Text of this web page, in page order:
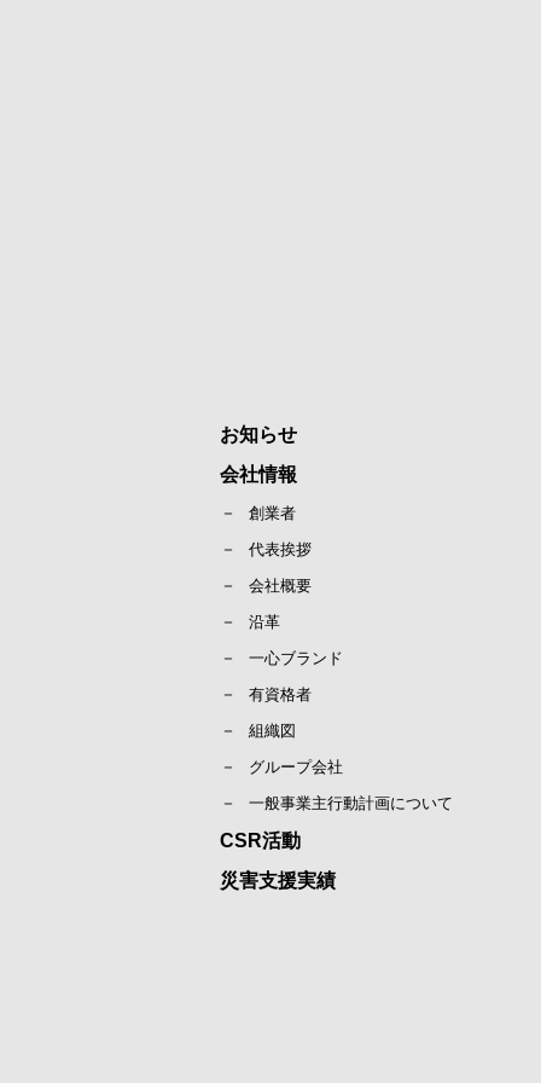
お知らせ
会社情報
創業者
代表挨拶
会社概要
沿革
一心ブランド
有資格者
組織図
グループ会社
一般事業主行動計画について
CSR活動
災害支援実績